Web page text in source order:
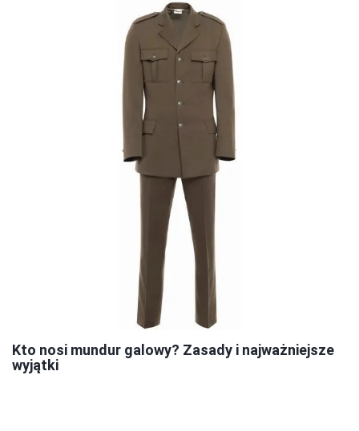
Kto nosi mundur galowy? Zasady i najważniejsze
wyjątki